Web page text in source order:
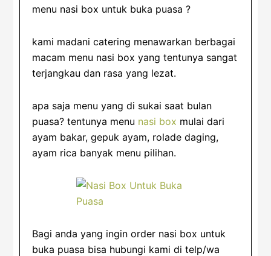
menu nasi box untuk buka puasa ?
kami madani catering menawarkan berbagai
macam menu nasi box yang tentunya sangat
terjangkau dan rasa yang lezat.
apa saja menu yang di sukai saat bulan
puasa? tentunya menu nasi box mulai dari
ayam bakar, gepuk ayam, rolade daging,
ayam rica banyak menu pilihan.
Bagi anda yang ingin order nasi box untuk
buka puasa bisa hubungi kami di telp/wa